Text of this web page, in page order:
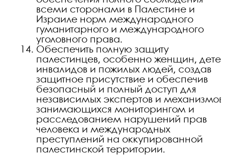
всеми сторонами в Палестине и
Израиле норм международного
гуманитарного и международного
уголовного права.
Обеспечить полную защиту
палестинцев, особенно женщин,
инвалидов и пожилых людей, создав
защитное присутствие и обеспечив
безопасный и полный доступ для
независимых экспертов и
занимающихся мониторингом и
расследованием нарушений прав
человека и международных
преступлений на оккупированной
палестинской территории.